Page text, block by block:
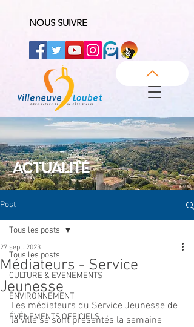
NOUS SUIVRE
ACTUALITÉ
Post
Tous les posts
CULTURE & EVENEMENTS
ENVIRONNEMENT
ÉVÉNEMENTS OFFICIELS
Tous les posts
Médiateurs - Service
Jeunesse
27 sept. 2023
Les médiateurs du Service Jeunesse de
la ville se sont présentés la semaine